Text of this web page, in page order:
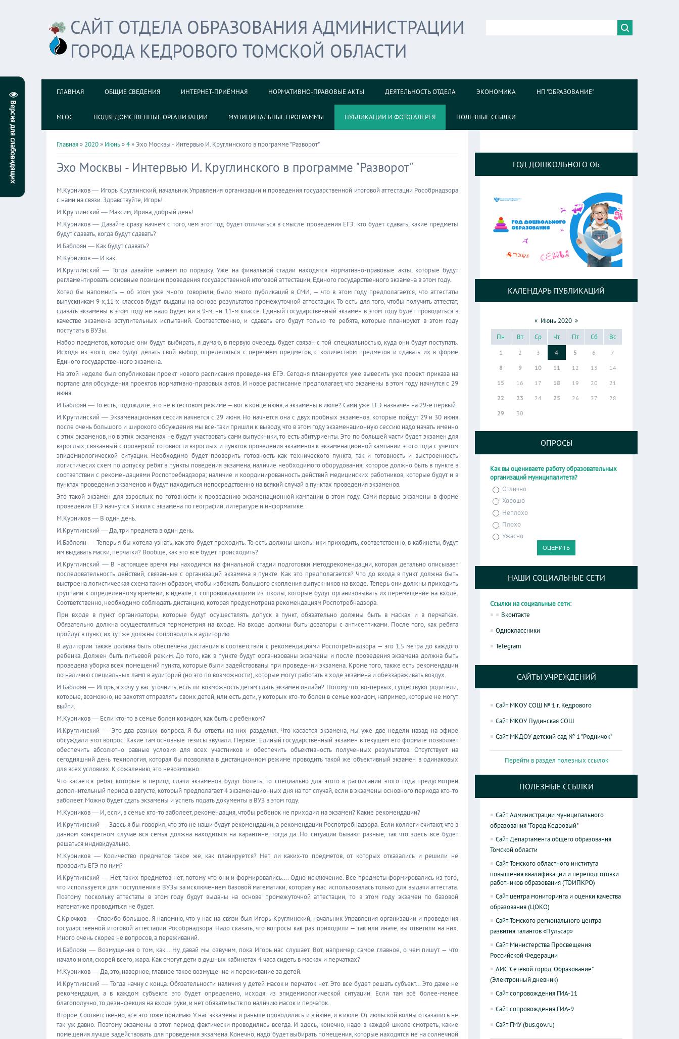
САЙТ ОТДЕЛА ОБРАЗОВАНИЯ АДМИНИСТРАЦИИ
ГОРОДА КЕДРОВОГО ТОМСКОЙ ОБЛАСТИ
ГЛАВНАЯ ОБЩИЕ СВЕДЕНИЯ ИНТЕРНЕТ-ПРИЁМНАЯ НОРМАТИВНО-ПРАВОВЫЕ АКТЫ ДЕЯТЕЛЬНОСТЬ ОТДЕЛА ЭКОНОМИКА НП "ОБРАЗОВАНИЕ"
МГОС ПОДВЕДОМСТВЕННЫЕ ОРГАНИЗАЦИИ МУНИЦИПАЛЬНЫЕ ПРОГРАММЫ ПУБЛИКАЦИИ И ФОТОГАЛЕРЕЯ ПОЛЕЗНЫЕ ССЫЛКИ
Главная» 2020» Июнь»4» Эхо Москвы - Интервью И. Круглинского в программе "Разворот"
Эхо Москвы - Интервью И. Круглинского в программе "Разворот"
М.Курников ― Игорь Круглинский, начальник Управления организации и проведения государственной итоговой аттестации Рособрнадзора
с нами на связи. Здравствуйте, Игорь!
И.Круглинский ― Максим, Ирина, добрый день!
М.Курников ― Давайте сразу начнем с того, чем этот год будет отличаться в смысле проведения ЕГЭ: кто будет сдавать, какие предметы
будут сдавать, когда будут сдавать?
И.Баблоян ― Как будут сдавать?
М.Курников ― И как.
И.Круглинский ― Тогда давайте начнем по порядку. Уже на финальной стадии находятся нормативно-правовые акты, которые будут
регламентировать основные позиции проведения государственной итоговой аттестации, Единого государственного экзамена в этом году.
Хотел бы напомнить — об этом уже много говорили, было много публикаций в СМИ, — что в этом году предполагается, что аттестаты
выпускникам 9-х,11-х классов будут выданы на основе результатов промежуточной аттестации. То есть для того, чтобы получить аттестат,
сдавать экзамены в этом году не надо будет ни в 9-м, ни 11-м классе. Единый государственный экзамен в этом году будет проводиться в
качестве экзамена вступительных испытаний. Соответственно, и сдавать его будут только те ребята, которые планируют в этом году
поступать в ВУЗы.
Набор предметов, которые они будут выбирать, я думаю, в первую очередь будет связан с той специальностью, куда они будут поступать.
Исходя из этого, они будут делать свой выбор, определяться с перечнем предметов, с количеством предметов и сдавать их в форме
Единого государственного экзамена.
На этой неделе был опубликован проект нового расписания проведения ЕГЭ. Сегодня планируется уже вывесить уже проект приказа на
портале для обсуждения проектов нормативно-правовых актов. И новое расписание предполагает, что экзамены в этом году начнутся с 29
июня.
И.Баблоян ― То есть, подождите, это не в тестовом режиме — вот в конце июня, а экзамены в июле? Сами уже ЕГЭ назначен на 29-е первый.
И.Круглинский ― Экзаменационная сессия начнется с 29 июня. Но начнется она с двух пробных экзаменов, которые пойдут 29 и 30 июня
после очень большого и широкого обсуждения мы все-таки пришли к выводу, что в этом году экзаменационную сессию надо начать именно
с этих экзаменов, но в этих экзаменах не будут участвовать сами выпускники, то есть абитуриенты. Это по большей части будет экзамен для
взрослых, связанный с проверкой готовности взрослых и пунктов проведения экзаменов к экзаменационной кампании этого года с учетом
эпидемиологической ситуации. Необходимо будет проверить готовность как технического пункта, так и готовность и выстроенность
логистичесих схем по допуску ребят в пункты поведения экзамена, наличие необходимого оборудования, которое должно быть в пункте в
соответствии с рекомендациями Роспотребнадзора; наличие и координированность действий медицинских работников, которые будут и в
пунктах проведения экзаменов и будут находиться непосредственно на всякий случай в пунктах проведения экзаменов.
Это такой экзамен для взрослых по готовности к проведению экзаменационной кампании в этом году. Сами первые экзамены в форме
проведения ЕГЭ начнутся 3 июля с экзамена по географии, литературе и информатике.
М.Курников ― В один день.
И.Круглинский ― Да, три предмета в один день.
И.Баблоян ― Теперь я бы хотела узнать, как это будет проходить. То есть должны школьники приходить, соответственно, в кабинеты, будут
им выдавать маски, перчатки? Вообще, как это всё будет происходить?
И.Круглинский ― В настоящее время мы находимся на финальной стадии подготовки методрекомендации, которая детально описывает
последовательность действий, связанные с организаций экзамена в пункте. Как это предполагается? Что до входа в пункт должна быть
выстроена логистическая схема таким образом, чтобы избежать большого скопления выпускников на входе. Теперь они должны приходить
группами к определенному времени, в идеале, с сопровождающими из школы, которые будут организовывать их перемещение на входе.
Соответственно, необходимо соблюдать дистанцию, которая предусмотрена рекомендациям Роспотребнадзора.
При входе в пункт организаторы, которые будут осуществлять допуск в пункт, обязательно должны быть в масках и в перчатках.
Обязательно должна осуществляться термометрия на входе. На входе должны быть дозаторы с антисептиками. После того, как ребята
пройдут в пункт, их тут же должны сопроводить в аудиторию.
В аудитории также должна быть обеспечена дистанция в соответствии с рекомендациями Роспотребнадзора — это 1,5 метра до каждого
ребенка. Должен быть питьевой режим. До того, как в пункте будут организованы экзамены и после проведения экзамена должна быть
проведена уборка всех помещений пункта, которые были задействованы при проведении экзамена. Кроме того, также есть рекомендации
по наличию специальных ламп в аудиторий (но это по возможности), которые могут работать в ходе экзамена и обеззараживать воздух.
И.Баблоян ― Игорь, я хочу у вас уточнить, есть ли возможность детям сдать экзамен онлайн? Потому что, во-первых, существуют родители,
которые, возможно, не захотят отправлять своих детей, или есть дети, у которых кто-то болен в семье ковидом, например, которые не могут
выйти.
М.Курников ― Если кто-то в семье болен ковидом, как быть с ребенком?
И.Круглинский ― Это два разных вопроса. Я бы ответы на них разделил. Что касается экзамена, мы уже две недели назад на эфире
обсуждали этот вопрос. Какие там основные тезисы звучали. Первое: Единый государственный экзамен в текущем его формате позволяет
обеспечить абсолютно равные условия для всех участников и обеспечить объективность полученных результатов. Отсутствует на
сегодняшний день технология, которая бы позволяла в дистанционном режиме проводить такой же объективный экзамен в одинаковых
для всех условиях. К сожалению, это невозможно.
Что касается ребят, которые в период сдачи экзаменов будут болеть, то специально для этого в расписании этого года предусмотрен
дополнительный период в августе, который предполагает 4 экзаменационных дня на тот случай, если в экзамены основного периода кто-то
заболеет. Можно будет сдать экзамены и успеть подать документы в ВУЗ в этом году.
М.Курников ― И, если, в семье кто-то заболеет, рекомендация, чтобы ребенок не приходил на экзамен? Какие рекомендации?
И.Круглинский ― Здесь я бы говорил, что это не наши будут рекомендации, а рекомендации Роспотребнадзора. Если коллеги считают, что в
данном конкретном случае вся семья должна находиться на карантине, тогда да. Но ситуации бывают разные, так что здесь все будет
решаться индивидуально.
М.Курников ― Количество предметов такое же, как планируется? Нет ли каких-то предметов, от которых отказались и решили не
проводить ЕГЭ по ним?
И.Круглинский ― Нет, таких предметов нет, потому что они и формировались…. Одно исключение. Все предметы формировались из того,
что используется для поступления в ВУЗы за исключением базовой математики, которая у нас использовалась только для выдачи аттестата.
Поэтому поскольку аттестаты в этом году будут выданы на основе промежуточной аттестации, то в этом году экзамен по базовой
математике проводиться не будет.
С.Крючков ― Спасибо большое. Я напомню, что у нас на связи был Игорь Круглинский, начальник Управления организации и проведения
государственной итоговой аттестации Рособрнадзора. Надо сказать, что вопросы как раз приходили — так или иначе, вы ответили на них.
Много очень скорее не вопросов, а переживаний.
И.Баблоян ― Возмущения о том, как… Ну, давай мы озвучим, пока Игорь нас слушает. Вот, например, самое главное, о чем пишут — что
начало июля, скорей всего, жара. Как смогут дети в душных кабинетах 4 часа сидеть в масках и перчатках?
М.Курников ― Да, это, наверное, главное такое возмущение и переживание за детей.
И.Круглинский ― Тогда начну с конца. Обязательности наличия у детей масок и перчаток нет. Это все будет решать субъект… Это даже не
рекомендация, а в каждом субъекте это будет определено, исходя из эпидемиологической ситуации. Если там всё более-менее
благополучно, то дезинфекция на входе руки, и нет обязательств по наличию масок и перчаток.
Второе. Соответственно, все это тоже понимаю. У нас экзамены и раньше проводились и в июне, и в июле. От июльской волны отказались не
так уж давно. Поэтому экзамены в этот период фактически проводились всегда. И здесь, конечно, надо в каждой школе смотреть, какие
помещения лучше задействовать для проведения экзамена. Конечно, надо будет выбирать помещения, которые находятся не на солнечной
ГОД ДОШКОЛЬНОГО ОБ
КАЛЕНДАРЬ ПУБЛИКАЦИЙ
« Июнь 2020 »
Пн
Вт Ср Чт Пт Сб Вс
1 2 3 4 5 6
7
8
9 10 11 12 13
14
15
16 17 18 19 20
21
22
23 24 25 26 27
28
29
30
ОПРОСЫ
Как вы оцениваете работу образовательных
организаций муниципалитета?
Отлично
Хорошо
Неплохо
Плохо
Ужасно
НАШИ СОЦИАЛЬНЫЕ СЕТИ
Ссылки на социальные сети:
Вконтакте
Одноклассники
Telegram
САЙТЫ УЧРЕЖДЕНИЙ
Сайт МКОУ СОШ № 1 г. Кедрового
Сайт МКОУ Пудинская СОШ
Сайт МКДОУ детский сад № 1 "Родничок"
Перейти в раздел полезных ссылок
ПОЛЕЗНЫЕ ССЫЛКИ
Сайт Администрации муниципального
образования "Город Кедровый"
Сайт Департамента общего образования
Томской области
Сайт Томского областного института
повышения квалификации и переподготовки
работников образования (ТОИПКРО)
Сайт центра мониторинга и оценки качества
образования (ЦОКО)
Сайт Томского регионального центра
развития талантов «Пульсар»
Сайт Министерства Просвещения
Российской Федерации
АИС "Сетевой город. Образование"
(Электронный дневник)
Сайт сопровождения ГИА-11
Сайт сопровождения ГИА-9
Сайт ГМУ (bus.gov.ru)